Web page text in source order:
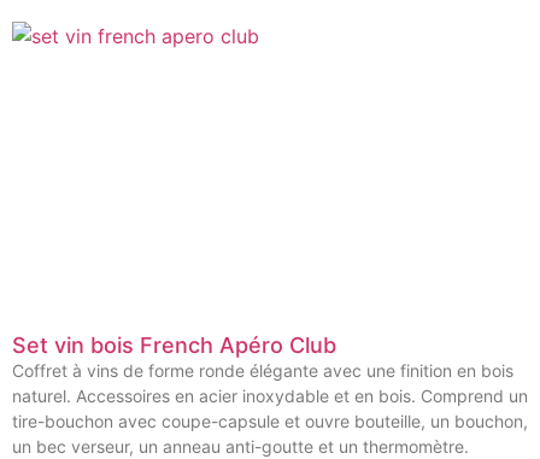
Set vin bois French Apéro Club
Coffret à vins de forme ronde élégante avec une finition en bois
naturel. Accessoires en acier inoxydable et en bois. Comprend un
tire-bouchon avec coupe-capsule et ouvre bouteille, un bouchon,
un bec verseur, un anneau anti-goutte et un thermomètre.